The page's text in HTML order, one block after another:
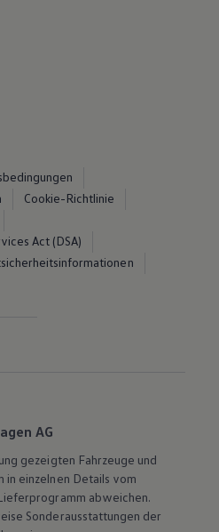
Cookie-Richtlinie
Act (DSA)
AG
gezeigten Fahrzeuge und
in einzelnen Details vom
abweichen.
Sonderausstattungen der